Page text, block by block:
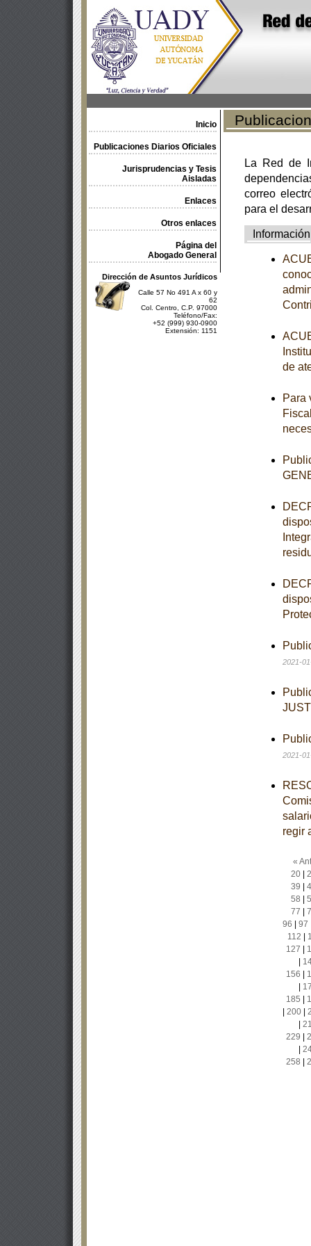
Inicio
Publicaciones Diarios Oficiales
Jurisprudencias y Tesis
Aisladas
Enlaces
Otros enlaces
Página del
Abogado General
Dirección de Asuntos Jurídicos
Calle 57 No 491 A x 60 y
62
Col. Centro, C.P. 97000
Teléfono/Fax:
+52 (999) 930-0900
Extensión: 1151
La Red de
correo
para el
Información
de
Para
2021-
2021-
regir
«
20|
39
58
77
96
97
112
127
156
185
200|
229
258